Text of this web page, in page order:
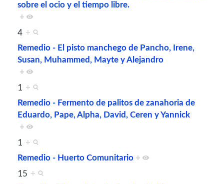
sobre el ocio y el tiempo libre.
+
4 +
Remedio - El pisto manchego de Pancho, Irene,
Susan, Muhammed, Mayte y Alejandro
+
1 +
Remedio - Fermento de palitos de zanahoria de
Eduardo, Pape, Alpha, David, Ceren y Yannick
+
1 +
Remedio - Huerto Comunitario +
15 +